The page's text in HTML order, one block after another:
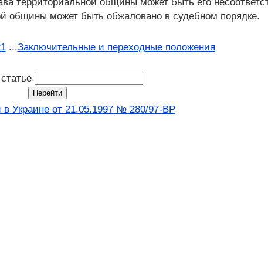
общины может быть обжаловано в судебном порядке.
...Заключительные и переходные положения
Украине от 21.05.1997 № 280/97-ВР